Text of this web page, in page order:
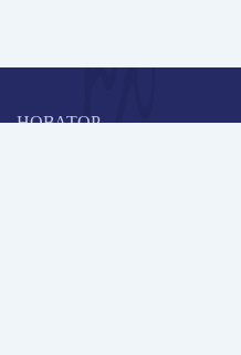
НОВАТОР